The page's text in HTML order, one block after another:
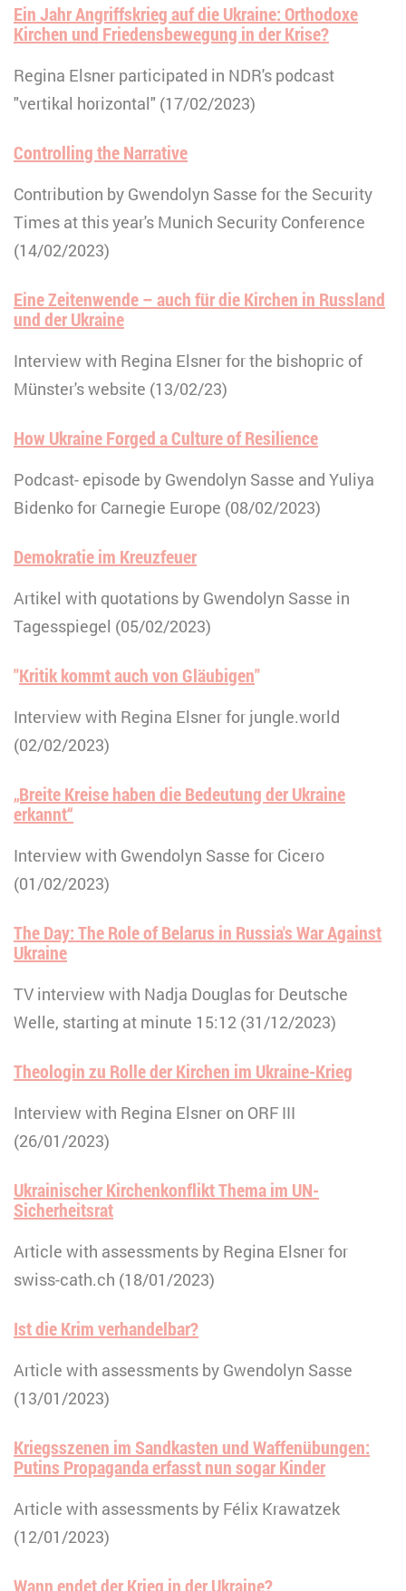
Ein Jahr Angriffskrieg auf die Ukraine: Orthodoxe
Kirchen und Friedensbewegung in der Krise?
Regina Elsner participated in NDR's podcast
"vertikal horizontal" (17/02/2023)
Controlling the Narrative
Contribution by Gwendolyn Sasse for the Security
Times at this year's Munich Security Conference
(14/02/2023)
Eine Zeitenwende – auch für die Kirchen in Russland
und der Ukraine
Interview with Regina Elsner for the bishopric of
Münster's website (13/02/23)
How Ukraine Forged a Culture of Resilience
Podcast- episode by Gwendolyn Sasse and Yuliya
Bidenko for Carnegie Europe (08/02/2023)
Demokratie im Kreuzfeuer
Artikel with quotations by Gwendolyn Sasse in
Tagesspiegel (05/02/2023)
"Kritik kommt auch von Gläubigen"
Interview with Regina Elsner for jungle.world
(02/02/2023)
„Breite Kreise haben die Bedeutung der Ukraine
erkannt“
Interview with Gwendolyn Sasse for Cicero
(01/02/2023)
The Day: The Role of Belarus in Russia's War Against
Ukraine
TV interview with Nadja Douglas for Deutsche
Welle, starting at minute 15:12 (31/12/2023)
Theologin zu Rolle der Kirchen im Ukraine-Krieg
Interview with Regina Elsner on ORF III
(26/01/2023)
Ukrainischer Kirchenkonflikt Thema im UN-
Sicherheitsrat
Article with assessments by Regina Elsner for
swiss-cath.ch (18/01/2023)
Ist die Krim verhandelbar?
Article with assessments by Gwendolyn Sasse
(13/01/2023)
Kriegsszenen im Sandkasten und Waffenübungen:
Putins Propaganda erfasst nun sogar Kinder
Article with assessments by Félix Krawatzek
(12/01/2023)
Wann endet der Krieg in der Ukraine?